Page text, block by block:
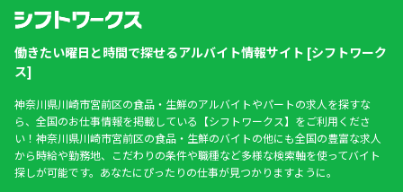
働きたい曜日と時間で探せるアルバイト情報サイト [シフトワーク
ス]
神奈川県川崎市宮前区の食品・生鮮のアルバイトやパートの求人を探すな
ら、全国のお仕事情報を掲載している【シフトワークス】をご利用くださ
い！神奈川県川崎市宮前区の食品・生鮮のバイトの他にも全国の豊富な求人
から時給や勤務地、こだわりの条件や職種など多様な検索軸を使ってバイト
探しが可能です。あなたにぴったりの仕事が見つかりますように。